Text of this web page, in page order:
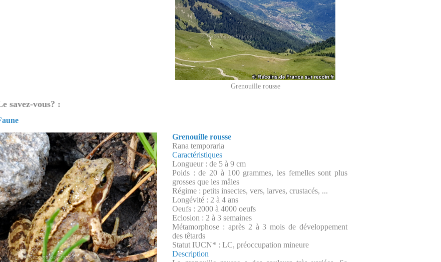
Grenouille rousse
savez-vous? :
Grenouille rousse
Rana temporaria
Caractéristiques
Longueur : de 5 à 9 cm
Poids : de 20 à 100 grammes, les femelles sont plus
grosses que les mâles
Régime : petits insectes, vers, larves, crustacés, ...
Longévité : 2 à 4 ans
Oeufs : 2000 à 4000 oeufs
Eclosion : 2 à 3 semaines
Métamorphose : après 2 à 3 mois de développement
des têtards
Statut IUCN* : LC, préoccupation mineure
Description